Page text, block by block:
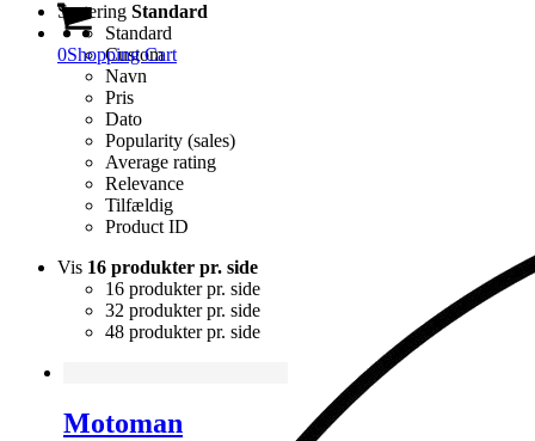
0Shopping Cart
Sortering Standard
Standard
Custom
Navn
Pris
Dato
Popularity (sales)
Average rating
Relevance
Tilfældig
Product ID
Vis 16 produkter pr. side
16 produkter pr. side
32 produkter pr. side
48 produkter pr. side
Motoman